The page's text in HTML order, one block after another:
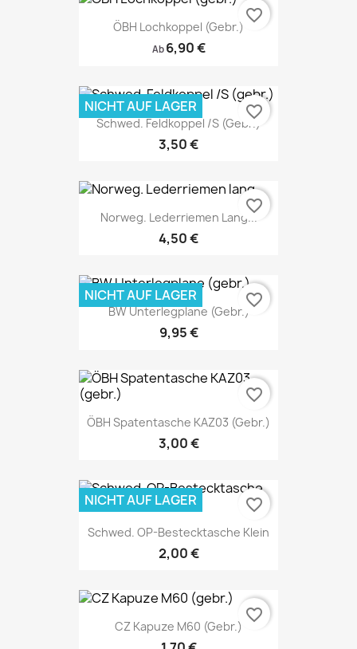
ÖBH Lochkoppel (gebr.)
Ab 6,90 €
favorite_border
Schwed. Feldkoppel /S (gebr.)
3,50 €
NICHT AUF LAGER favorite_border
Norweg. Lederriemen Lang...
4,50 €
favorite_border
BW Unterlegplane (gebr.)
9,95 €
NICHT AUF LAGER favorite_border
ÖBH Spatentasche KAZ03 (gebr.)
3,00 €
favorite_border
Schwed. OP-Bestecktasche Klein
2,00 €
NICHT AUF LAGER favorite_border
CZ Kapuze M60 (gebr.)
favorite_border